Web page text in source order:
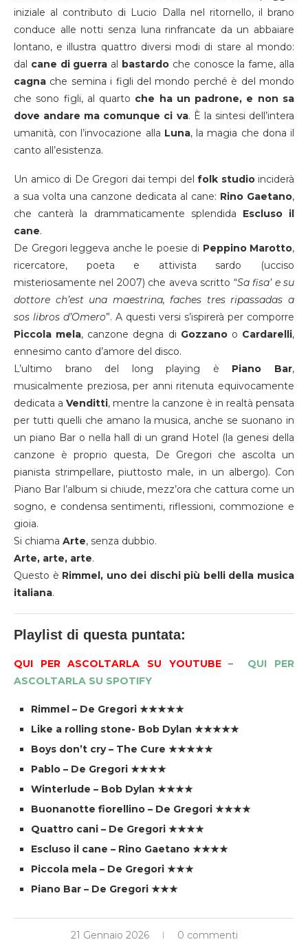
iniziale al contributo di Lucio Dalla nel ritornello, il brano
conduce alle notti senza luna rinfrancate da un abbaiare
lontano, e illustra quattro diversi modi di stare al mondo:
dal cane di guerra al bastardo che conosce la fame, alla
cagna che semina i figli del mondo perché è del mondo
che sono figli, al quarto che ha un padrone, e non sa
dove andare ma comunque ci va. È la sintesi dell’intera
umanità, con l’invocazione alla Luna, la magia che dona il
canto all’esistenza.
Un amico di De Gregori dai tempi del folk studioinciderà
a sua volta una canzone dedicata al cane: Rino Gaetano,
che canterà la drammaticamente splendida Escluso il
cane.
De Gregori leggeva anche le poesie di Peppino Marotto,
ricercatore, poeta e attivista sardo (ucciso
misteriosamente nel 2007) che aveva scritto “Sa fisa’ e su
dottore ch’est una maestrina, faches tres ripassadas a
sos libros d’Omero”. A questi versi s’ispirerà per comporre
Piccola mela, canzone degna di Gozzanoo Cardarelli,
ennesimo canto d’amore del disco.
L’ultimo brano del long playing è Piano Bar,
musicalmente preziosa, per anni ritenuta equivocamente
dedicata a Venditti, mentre la canzone è in realtà pensata
per tutti quelli che amano la musica, anche se suonano in
un piano Bar o nella hall di un grand Hotel (la genesi della
canzone è proprio questa, De Gregori che ascolta un
pianista strimpellare, piuttosto male, in un albergo). Con
Piano Bar l’album si chiude, mezz’ora che cattura come un
sogno, e condensa sentimenti, riflessioni, commozione e
gioia.
Si chiama Arte, senza dubbio.
Arte, arte, arte.
Questo è Rimmel, uno dei dischi più belli della musica
italiana.
Playlist di questa puntata:
QUI PER ASCOLTARLA SU YOUTUBE– QUI PER
ASCOLTARLA SU SPOTIFY
Rimmel – De Gregori ★★★★★
Like a rolling stone- Bob Dylan ★★★★★
Boys don’t cry – The Cure ★★★★★
Pablo – De Gregori ★★★★
Winterlude – Bob Dylan ★★★★
Buonanotte fiorellino – De Gregori ★★★★
Quattro cani – De Gregori ★★★★
Escluso il cane – Rino Gaetano ★★★★
Piccola mela – De Gregori ★★★
Piano Bar – De Gregori ★★★
21 Gennaio 2026 0 commenti